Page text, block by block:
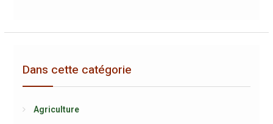
Dans cette catégorie
Agriculture